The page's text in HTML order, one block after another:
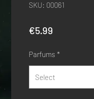
SKU: 00061
€5.99
Parfums *
Select